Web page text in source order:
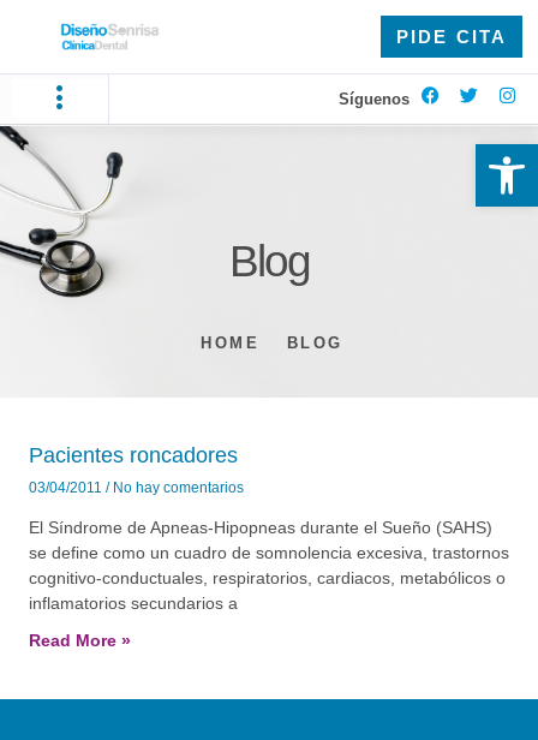
PIDE CITA
Síguenos
Blog
HOME BLOG
Pacientes roncadores
03/04/2011 No hay comentarios
El Síndrome de Apneas-Hipopneas durante el Sueño (SAHS)
se define como un cuadro de somnolencia excesiva, trastornos
cognitivo-conductuales, respiratorios, cardiacos, metabólicos o
inflamatorios secundarios a
Read More »